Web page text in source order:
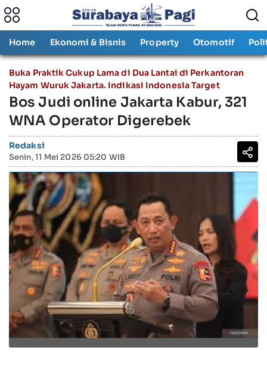
Home Ekonomi & Bisnis Property Otomotif
Buka Praktik Cukup Lama di Dua Lantai di Perkantoran
Hayam Wuruk Jakarta. Indikasi Indonesia Target
Bos Judi online Jakarta Kabur, 321
WNA Operator Digerebek
Redaksi
Senin, 11 Mei 2026 05:20 WIB